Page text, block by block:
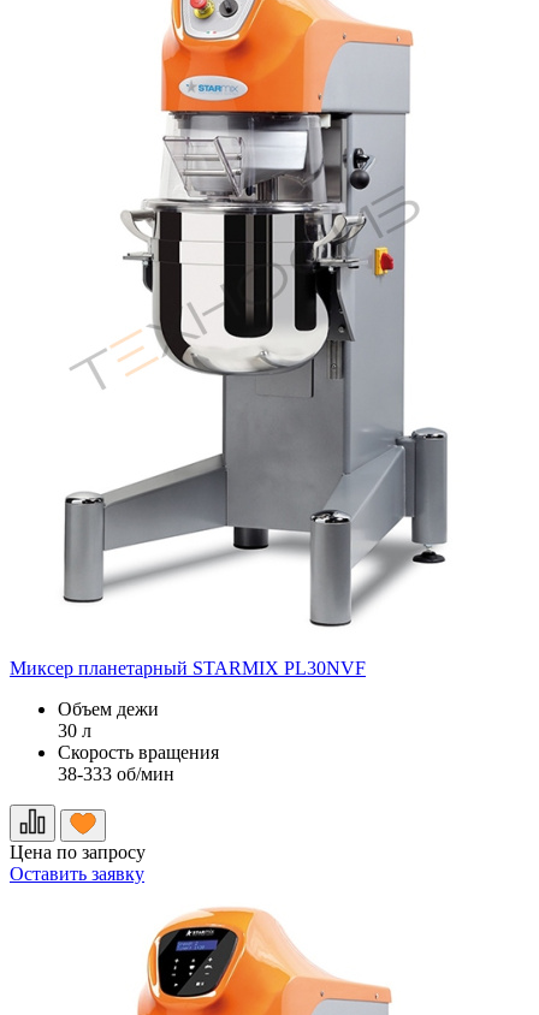
Миксер планетарный STARMIX PL30NVF
Объем дежи
30 л
Скорость вращения
38-333 об/мин
Цена по запросу
Оставить заявку